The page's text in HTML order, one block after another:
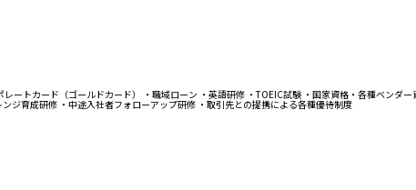
ートカード（ゴールドカード） ・職域ローン ・英語研修 ・TOEIC試験 ・国家資格・各種ベンダ
ジ育成研修 ・中途入社者フォローアップ研修 ・取引先との提携による各種優待制度